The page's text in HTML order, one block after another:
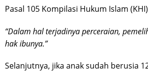
Pasal 105 Kompilasi Hukum Islam
“Dalam hal terjadinya perceraian,
hak ibunya.”
Selanjutnya, jika anak sudah berusia